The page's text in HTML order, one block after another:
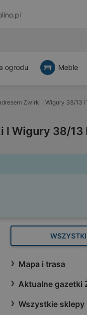
ogrodu Meble
Żwirki I Wigury 38/13
I Wigury 38/13
Mapa i trasa
Aktualne gazetki
Wszystkie sklepy